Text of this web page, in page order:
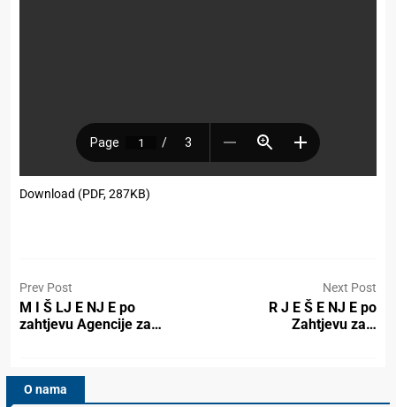
Download (PDF, 287KB)
Prev Post
M I Š LJ E NJ E po
zahtjevu Agencije za…
Next Post
R J E Š E NJ E po
Zahtjevu za…
O nama